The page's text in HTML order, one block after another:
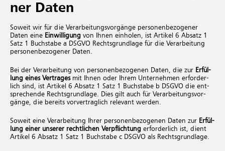
ner Daten
So­weit wir für die Ver­ar­bei­tungs­vor­gän­ge per­so­nen­be­zo­ge­ner
Daten eine Ein­wil­li­gung von Ihnen ein­ho­len, ist Ar­ti­kel 6 Ab­satz 1
Satz 1 Buch­sta­be a DSGVO Rechts­grund­la­ge für die Ver­ar­bei­tung
per­so­nen­be­zo­ge­ner Daten.
Bei der Ver­ar­bei­tung von per­so­nen­be­zo­ge­nen Daten, die zur Er­fül­
lung eines Ver­tra­gesmit Ihnen oder Ihrem Un­ter­neh­men er­for­der­
lich sind, ist Ar­ti­kel 6 Ab­satz 1 Satz 1 Buch­sta­be b DSGVO die ent­
spre­chen­de Rechts­grund­la­ge. Dies gilt auch für Ver­ar­bei­tungs­vor­
gän­ge, die be­reits vor­ver­trag­lich re­le­vant wer­den.
So­weit eine Ver­ar­bei­tung Ihrer per­so­nen­be­zo­ge­nen Daten zur Er­fül­
lung einer un­se­rer recht­li­chen Ver­pflich­tung er­for­der­lich ist, dient
Ar­ti­kel 6 Ab­satz 1 Satz 1 Buch­sta­be c DSGVO als Rechts­grund­la­ge.